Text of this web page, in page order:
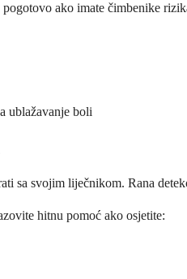
ako imate čimbenike
ublažavanje boli
sa svojim liječnikom. Rana
hitnu pomoć ako osjetite: